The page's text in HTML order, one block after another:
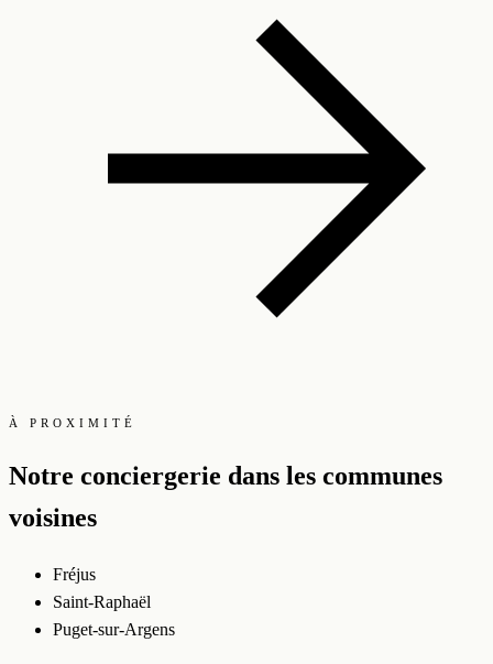
À PROXIMITÉ
Notre conciergerie dans les communes
voisines
Fréjus
Saint-Raphaël
Puget-sur-Argens